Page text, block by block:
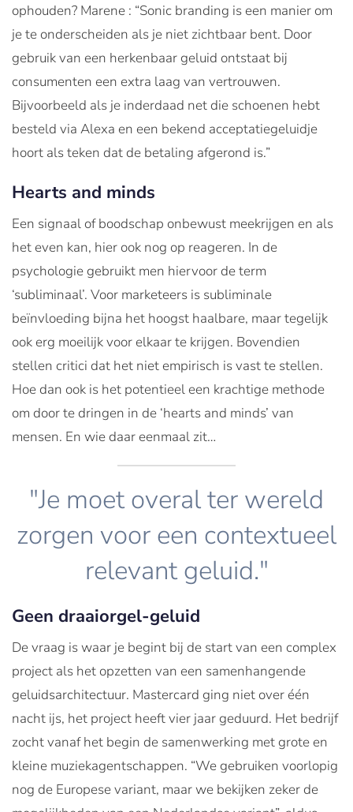
ophouden? Marene : “Sonic branding is een manier om
je te onderscheiden als je niet zichtbaar bent. Door
gebruik van een herkenbaar geluid ontstaat bij
consumenten een extra laag van vertrouwen.
Bijvoorbeeld als je inderdaad net die schoenen hebt
besteld via Alexa en een bekend acceptatiegeluidje
hoort als teken dat de betaling afgerond is.”
Hearts and minds
Een signaal of boodschap onbewust meekrijgen en als
het even kan, hier ook nog op reageren. In de
psychologie gebruikt men hiervoor de term
‘subliminaal’. Voor marketeers is subliminale
beïnvloeding bijna het hoogst haalbare, maar tegelijk
ook erg moeilijk voor elkaar te krijgen. Bovendien
stellen critici dat het niet empirisch is vast te stellen.
Hoe dan ook is het potentieel een krachtige methode
om door te dringen in de ‘hearts and minds’ van
mensen. En wie daar eenmaal zit…
"Je moet overal ter wereld
zorgen voor een contextueel
relevant geluid."
Geen draaiorgel-geluid
De vraag is waar je begint bij de start van een complex
project als het opzetten van een samenhangende
geluidsarchitectuur. Mastercard ging niet over één
nacht ijs, het project heeft vier jaar geduurd. Het bedrijf
zocht vanaf het begin de samenwerking met grote en
kleine muziekagentschappen. “We gebruiken voorlopig
nog de Europese variant, maar we bekijken zeker de